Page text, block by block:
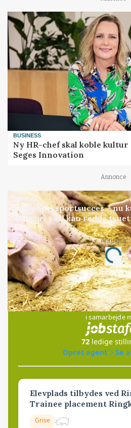
BUSINESS
Ny HR-chef skal koble
Seges Innovation
Annonce
GRISE
Engang eksportsucces –
Gammel sæd kan redde truet
Annonce
Jobs
i samarbejde
72 ledige
Opret agent
Se
Elevplads tilbydes ved
Trainee placement
Grise